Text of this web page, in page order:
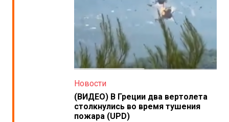
Новости
(ВИДЕО) В Греции два вертолета
столкнулись во время тушения
пожара (UPD)